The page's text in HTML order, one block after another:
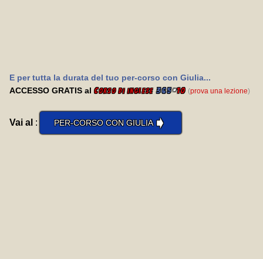
E per tutta la durata del tuo per-corso con Giulia...
ACCESSO GRATIS al Corso di inglese 365*10 (prova una lezione)
Vai al : PER-CORSO CON GIULIA➧